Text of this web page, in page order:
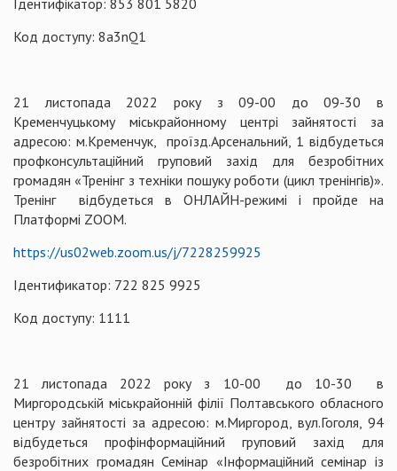
Ідентифікатор: 853 801 5820
Код доступу: 8a3nQ1
21 листопада 2022 року з 09-00 до 09-30 в
Кременчуцькому міськрайонному центрі зайнятості за
адресою: м.Кременчук, проїзд.Арсенальний, 1 відбудеться
профконсультаційний груповий захід для безробітних
громадян «Тренінг з техніки пошуку роботи (цикл тренінгів)».
Тренінг відбудеться в ОНЛАЙН-режимі і пройде на
Платформі ZOOM.
https://us02web.zoom.us/j/7228259925
Ідентификатор: 722 825 9925
Код доступу: 1111
21 листопада 2022 року з 10-00 до 10-30 в
Миргородській міськрайонній філії Полтавського обласного
центру зайнятості за адресою: м.Миргород, вул.Гоголя, 94
відбудеться профінформаційний груповий захід для
безробітних громадян Семінар «Інформаційний семінар із